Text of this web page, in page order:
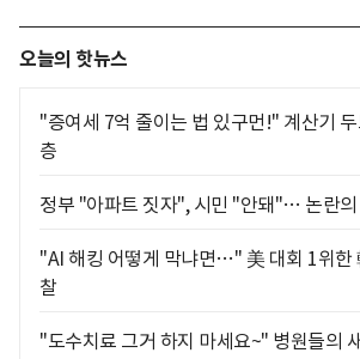
오늘의 핫뉴스
"증여세 7억 줄이는 법 있구먼!" 계산기
층
정부 "아파트 짓자", 시민 "안돼"… 논란
"AI 해킹 어떻게 막냐면…" 美 대회 1위한
찰
"도수치료 그거 하지 마세요~" 병원들의